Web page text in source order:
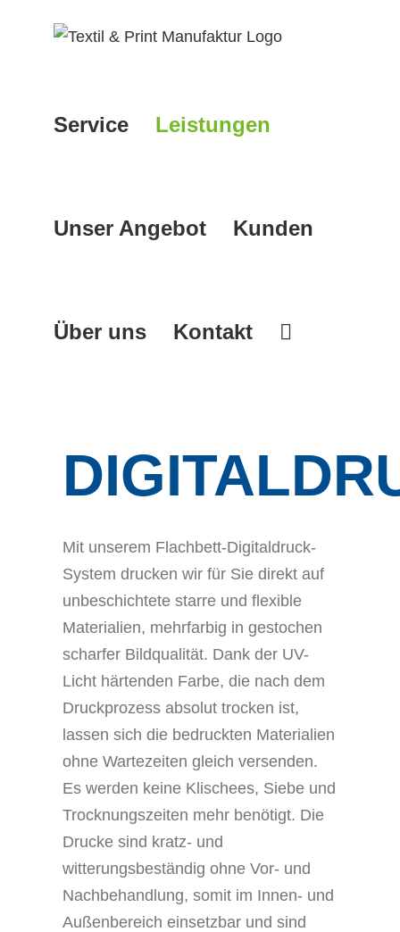
Service Leistungen
Unser Angebot Kunden
Über uns Kontakt
Mit unserem Flachbett-Digitaldruck-
System drucken wir für Sie direkt auf
unbeschichtete starre und flexible
Materialien, mehrfarbig in gestochen
scharfer Bildqualität. Dank der UV-
Licht härtenden Farbe, die nach dem
Druckprozess absolut trocken ist,
lassen sich die bedruckten Materialien
ohne Wartezeiten gleich versenden.
Es werden keine Klischees, Siebe und
Trocknungszeiten mehr benötigt. Die
Drucke sind kratz- und
witterungsbeständig ohne Vor- und
Nachbehandlung, somit im Innen- und
Außenbereich einsetzbar und sind